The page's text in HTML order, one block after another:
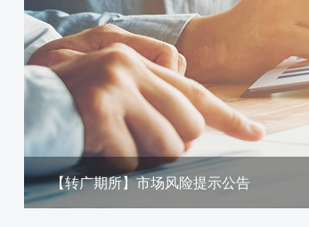
【转广期所】市场风险提示公告